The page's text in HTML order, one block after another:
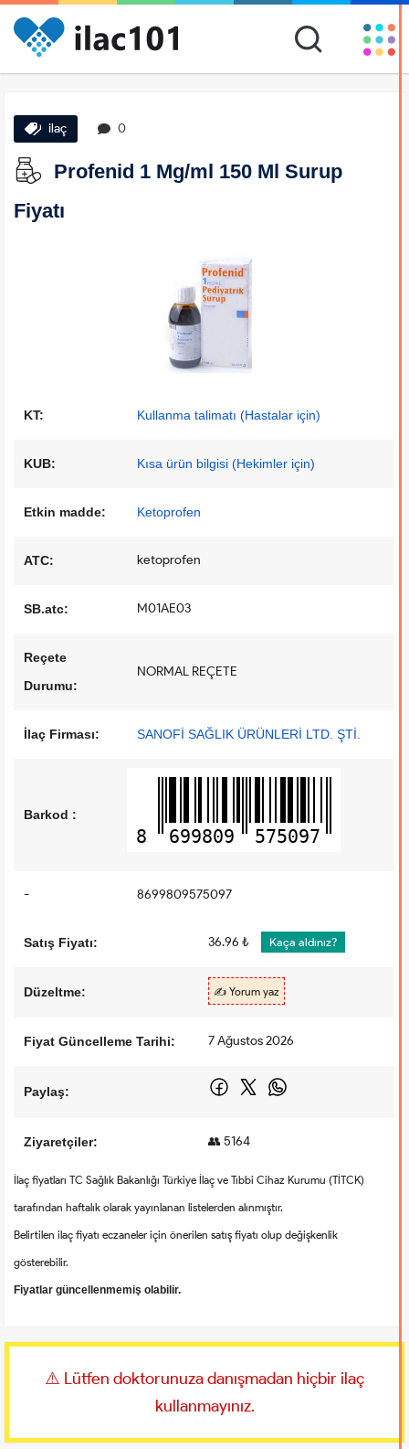
ilaç 0
Profenid 1 Mg/ml 150 Ml Surup
Fiyatı
KT: Kullanma talimatı (Hastalar için)
KUB: Kısa ürün bilgisi (Hekimler için)
Etkin madde: Ketoprofen
ATC: ketoprofen
SB.atc: M01AE03
Reçete
Durumu:
NORMAL REÇETE
İlaç Firması: SANOFİ SAĞLIK ÜRÜNLERİ LTD. ŞTİ.
Barkod :
8 699809 575097
- 8699809575097
Satış Fiyatı: 36.96 ₺ Kaça aldınız?
Düzeltme: ✍️ Yorum yaz
Fiyat Güncelleme Tarihi: 7 Ağustos 2026
Paylaş:
Ziyaretçiler: 👥 5164
İlaç fiyatları TC Sağlık Bakanlığı Türkiye İlaç ve Tıbbi Cihaz Kurumu (TİTCK)
tarafından haftalık olarak yayınlanan listelerden alınmıştır.
Belirtilen ilaç fiyatı eczaneler için önerilen satış fiyatı olup değişkenlik
gösterebilir.
Fiyatlar güncellenmemiş olabilir.
⚠️ Lütfen doktorunuza danışmadan hiçbir ilaç
kullanmayınız.